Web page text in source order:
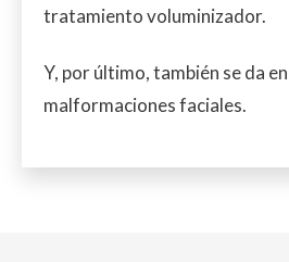
tratamiento voluminizador.
Y, por último, también se da
malformaciones faciales.